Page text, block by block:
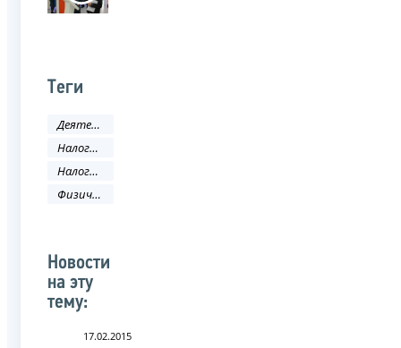
Теги
Деятельность ФНС
Налоговое законодательство
Налоговый кодекс
Физическое лицо
Новости
на эту
тему:
17.02.2015